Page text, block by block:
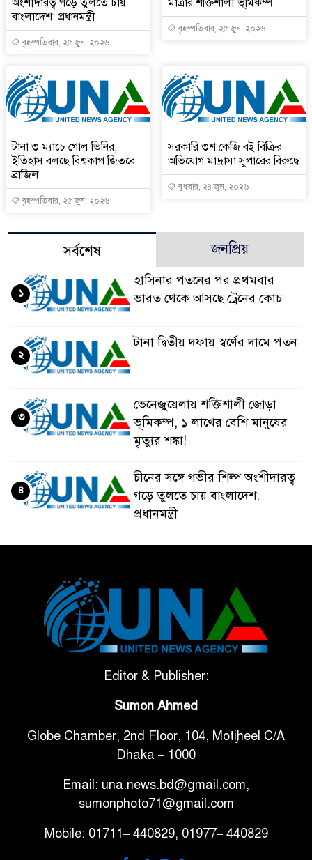
বাংলাদেশ: প্রধানমন্ত্রী
বৃহস্পতিবার, ২৫ জুন, ২০২৬
বৃহস্পতিবার, ২৫ জুন, ২০২৬
টানা ৩ ম্যাচে গোল ভিনির,
ইতিহাস বলছে বিশ্বকাপ জিতবে
ব্রাজিল
বৃহস্পতিবার, ২৫ জুন, ২০২৬
সরকারি ৩শ কেজি বই বিক্রির
অভিযোগ মাদ্রাসা সুপারের বিরুদ্ধে
বুধবার, ২৪ জুন, ২০২৬
সর্বশেষ জনপ্রিয়
হাসিনার পতনের পর প্রথমবার
ভারত থেকে আসছে ট্রেনের কোচ
১
টানা দ্বিতীয় দফায় স্বর্ণের দামে পতন
২
ভেনেজুয়েলায় শক্তিশালী জোড়া
ভূমিকম্প, ১ লাখের বেশি মানুষের
মৃত্যুর শঙ্কা!
৩
চীনের সঙ্গে গভীর শিল্প অংশীদারত্ব
গড়ে তুলতে চায় বাংলাদেশ:
প্রধানমন্ত্রী
৪
টানা ৩ ম্যাচে গোল ভিনির, ইতিহাস
বলছে বিশ্বকাপ জিতবে ব্রাজিল
সরকারি ৩শ কেজি বই বিক্রির
গাড়ি বিক্রির পর মালিকানা
পরিবর্তনে কঠোর নির্দেশনা
আ.লীগ ও বিএনপির বিরুদ্ধে
নাহিদ
Editor & Publisher:
Sumon Ahmed
Globe Chamber, 2nd Floor, 104, Motijheel C/A
Dhaka – 1000
Email: una.news.bd@gmail.com,
sumonphoto71@gmail.com
Mobile: 01711– 440829, 01977– 440829